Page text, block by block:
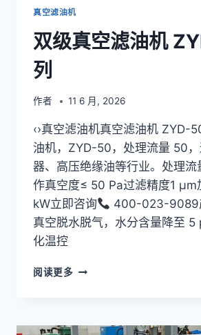
真空滤油机
双级真空滤油机
列
作者 11 6 月, 2026
‹›真空滤油机真空滤油机 ZYD-
油机，ZYD-50，处理流量 50
器、高压绝缘油等行业。处理
作真空度≤ 50 Pa过滤精度1 μm
kW立即咨询
400-023-9089
真空脱水脱气，水分含量降至 5
化温控
阅读更多
滤